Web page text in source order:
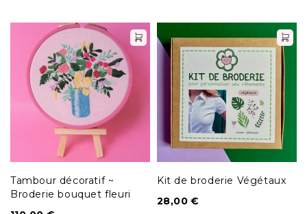
Tambour décoratif ~
Broderie bouquet fleuri
Kit de broderie Végétaux
28,00€